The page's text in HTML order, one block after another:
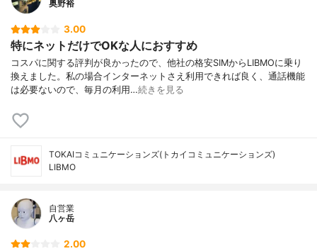
奥野裕
3.00
特にネットだけでOKな人におすすめ
コスパに関する評判が良かったので、他社の格安SIMからLIBMOに乗り
換えました。私の場合インターネットさえ利用できれば良く、通話機能
は必要ないので、毎月の利用…続きを見る
TOKAIコミュニケーションズ(トカイコミュニケーションズ)
LIBMO
自営業
八ヶ岳
2.00